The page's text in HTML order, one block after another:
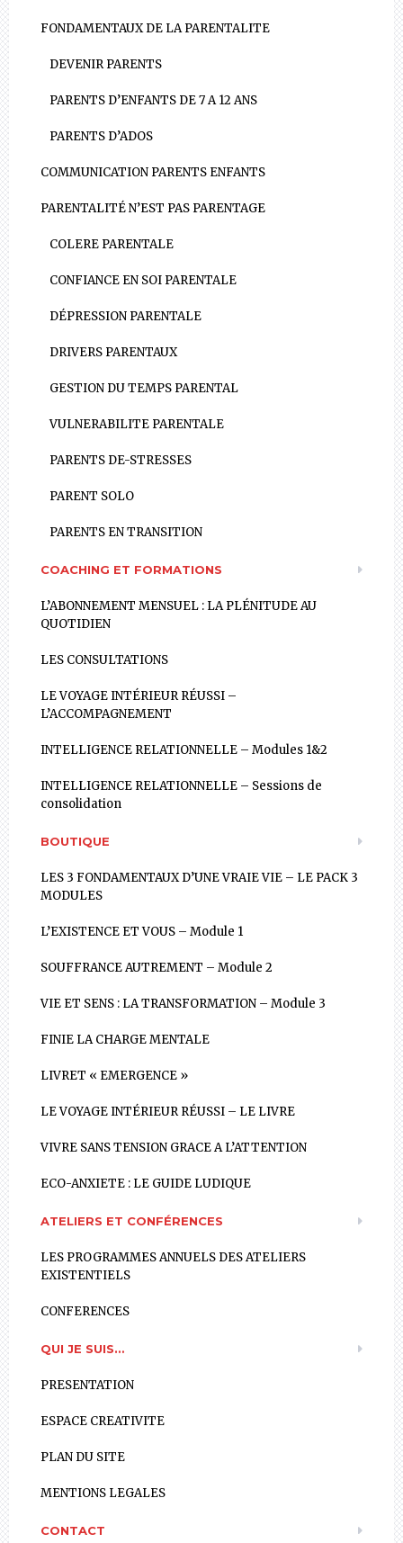
FONDAMENTAUX DE LA PARENTALITE
DEVENIR PARENTS
PARENTS D’ENFANTS DE 7 A 12 ANS
PARENTS D’ADOS
COMMUNICATION PARENTS ENFANTS
PARENTALITÉ N’EST PAS PARENTAGE
COLERE PARENTALE
CONFIANCE EN SOI PARENTALE
DÉPRESSION PARENTALE
DRIVERS PARENTAUX
GESTION DU TEMPS PARENTAL
VULNERABILITE PARENTALE
PARENTS DE-STRESSES
PARENT SOLO
PARENTS EN TRANSITION
COACHING ET FORMATIONS
L’ABONNEMENT MENSUEL : LA PLÉNITUDE AU
QUOTIDIEN
LES CONSULTATIONS
LE VOYAGE INTÉRIEUR RÉUSSI –
L’ACCOMPAGNEMENT
INTELLIGENCE RELATIONNELLE – Modules 1&2
INTELLIGENCE RELATIONNELLE – Sessions de
consolidation
BOUTIQUE
LES 3 FONDAMENTAUX D’UNE VRAIE VIE – LE PACK 3
MODULES
L’EXISTENCE ET VOUS – Module 1
SOUFFRANCE AUTREMENT – Module 2
VIE ET SENS : LA TRANSFORMATION – Module 3
FINIE LA CHARGE MENTALE
LIVRET « EMERGENCE »
LE VOYAGE INTÉRIEUR RÉUSSI – LE LIVRE
VIVRE SANS TENSION GRACE A L’ATTENTION
ECO-ANXIETE : LE GUIDE LUDIQUE
ATELIERS ET CONFÉRENCES
LES PROGRAMMES ANNUELS DES ATELIERS
EXISTENTIELS
CONFERENCES
QUI JE SUIS…
PRESENTATION
ESPACE CREATIVITE
PLAN DU SITE
MENTIONS LEGALES
CONTACT